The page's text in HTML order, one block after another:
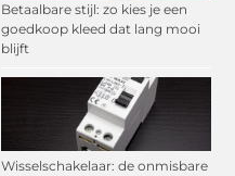
Betaalbare stijl: zo kies je een
goedkoop kleed dat lang mooi
blijft
Wisselschakelaar: de onmisbare